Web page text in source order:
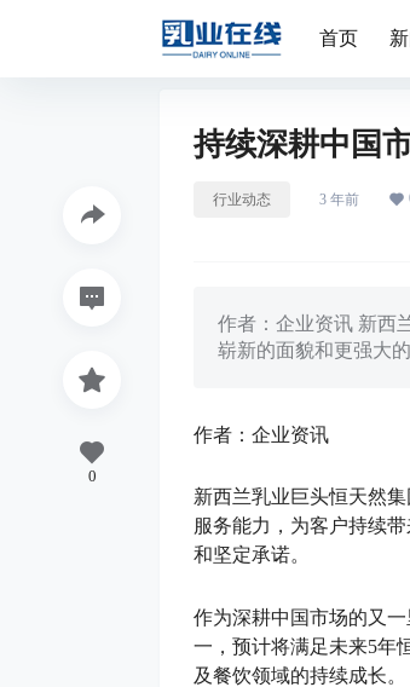
首页
持续深耕中国
行业动态 3 年前
作者：企业资讯 新西
崭新的面貌和更强大
作者：企业资讯
新西兰乳业巨头恒天然
服务能力，为客户持续
和坚定承诺。
作为深耕中国市场的又
一，预计将满足未来5年
及餐饮领域的持续成长。
0